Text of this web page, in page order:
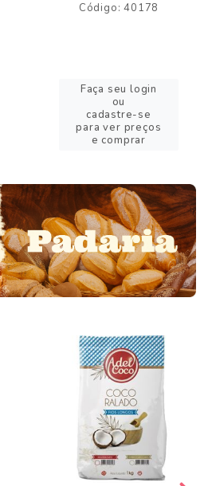
Código: 40178
Faça seu login
ou
cadastre-se
para ver preços
e comprar